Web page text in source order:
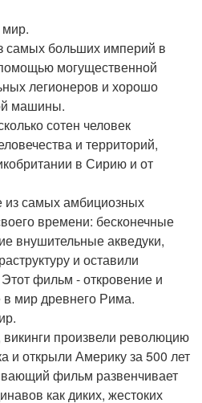
самых больших империй в
могущественной
легионеров и хорошо
машины.
сотен человек
и территорий,
в Сирию и от
из самых амбициозных
времени: бесконечные
внушительные акведуки,
и оставили
фильм - откровение и
в мир древнего Рима.
произвели революцию
и открыли Америку за 500 лет
фильм развенчивает
как диких, жестоких